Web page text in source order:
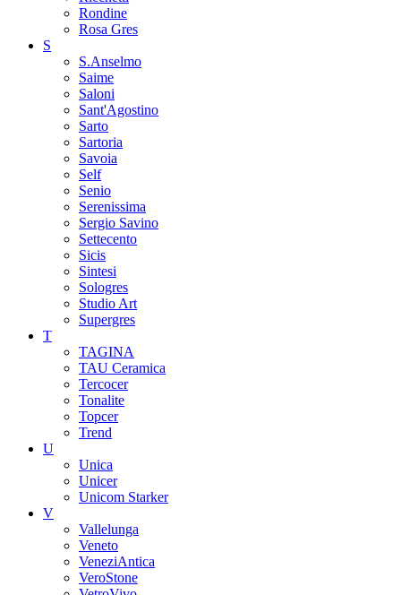
Rondine
Rosa Gres
S
S.Anselmo
Saime
Saloni
Sant'Agostino
Sarto
Sartoria
Savoia
Self
Senio
Serenissima
Sergio Savino
Settecento
Sicis
Sintesi
Sologres
Studio Art
Supergres
T
TAGINA
TAU Ceramica
Tercocer
Tonalite
Topcer
Trend
U
Unica
Unicer
Unicom Starker
V
Vallelunga
Veneto
VeneziAntica
VeroStone